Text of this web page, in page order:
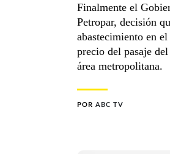
Finalmente el
Petropar, decisión
abastecimiento en
precio del pasaje
área metropolitana.
POR ABC TV